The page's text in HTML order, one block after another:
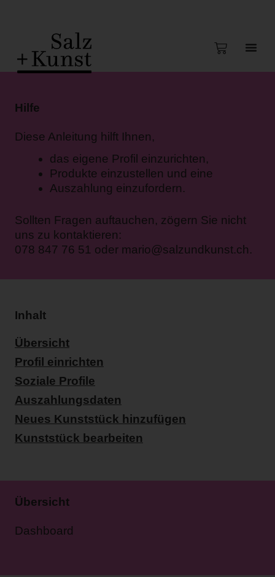
Hilfe
Diese Anleitung hilft Ihnen,
das eigene Profil einzurichten,
Produkte einzustellen und eine
Auszahlung einzufordern.
Sollten Fragen auftauchen, zögern Sie nicht
uns zu kontaktieren:
078 847 76 51 oder mario@salzundkunst.ch.
Inhalt
Übersicht
Profil einrichten
Soziale Profile
Auszahlungsdaten
Neues Kunststück hinzufügen
Kunststück bearbeiten
Übersicht
Dashboard